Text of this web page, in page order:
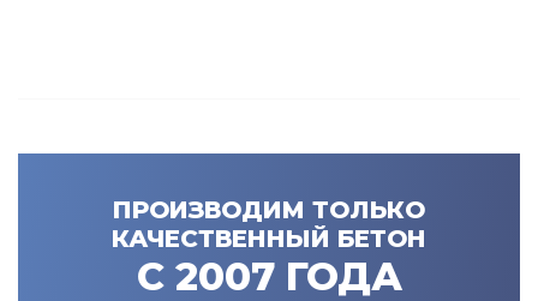
ПРОИЗВОДИМ ТОЛЬКО
КАЧЕСТВЕННЫЙ БЕТОН
С 2007 ГОДА